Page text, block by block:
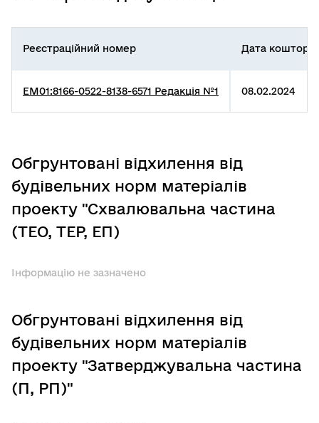
Реєстраційний номер Дата
EM01:8166-0522-8138-6571 Редакція №1 08.02.2024
Обгрунтовані відхилення від
будівельних норм матеріалів
проекту "Схвалювальна частина
(ТЕО, ТЕР, ЕП)
Інформацію не зазначено
Обгрунтовані відхилення від
будівельних норм матеріалів
проекту "Затверджувальна частина
(П, РП)"